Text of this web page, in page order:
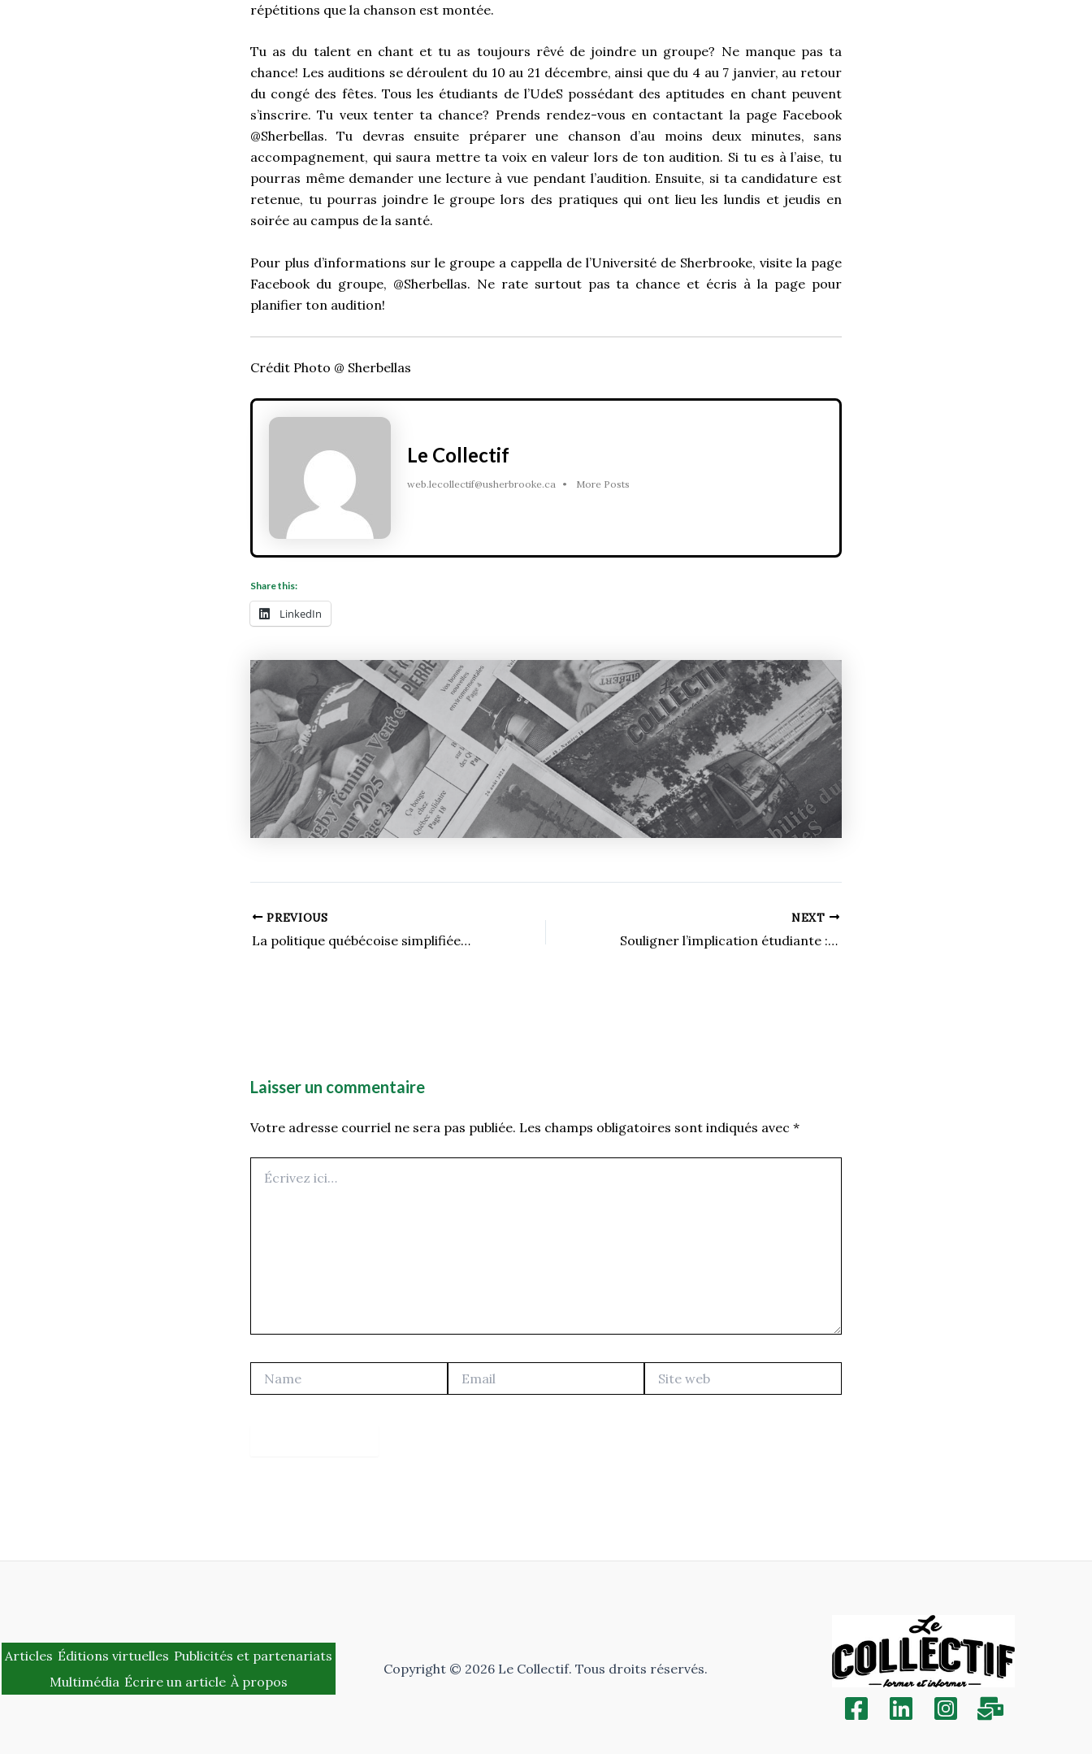
répétitions que la chanson est montée.
Tu as du talent en chant et tu as toujours rêvé de joindre un groupe? Ne manque pas ta
chance! Les auditions se déroulent du 10 au 21 décembre, ainsi que du 4 au 7 janvier, au retour
du congé des fêtes. Tous les étudiants de l’UdeS possédant des aptitudes en chant peuvent
s’inscrire. Tu veux tenter ta chance? Prends rendez-vous en contactant la page Facebook
@Sherbellas. Tu devras ensuite préparer une chanson d’au moins deux minutes, sans
accompagnement, qui saura mettre ta voix en valeur lors de ton audition. Si tu es à l’aise, tu
pourras même demander une lecture à vue pendant l’audition. Ensuite, si ta candidature est
retenue, tu pourras joindre le groupe lors des pratiques qui ont lieu les lundis et jeudis en
soirée au campus de la santé.
Pour plus d’informations sur le groupe a cappella de l’Université de Sherbrooke, visite la page
Facebook du groupe, @Sherbellas. Ne rate surtout pas ta chance et écris à la page pour
planifier ton audition!
Crédit Photo @ Sherbellas
Le Collectif
web.lecollectif@usherbrooke.ca • More Posts
Share this:
LinkedIn
PREVIOUS
La politique québécoise simplifiée : une première activité en 2019 pour QS UdeS
NEXT
Souligner l’implication étudiante : une récompense bien méritée
Laisser un commentaire
Votre adresse courriel ne sera pas publiée. Les champs obligatoires sont indiqués avec *
ici…
web
Articles Éditions virtuelles Publicités et partenariats
Multimédia Écrire un article À propos
Copyright © 2026 Le Collectif. Tous droits réservés.